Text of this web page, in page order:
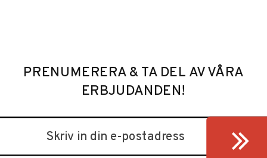
PRENUMERERA & TA DEL AV VÅRA
ERBJUDANDEN!